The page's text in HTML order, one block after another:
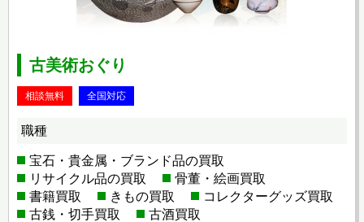
古美術おぐり
相談無料 全国対応
職種
宝石・貴金属・ブランド品の買取
リサイクル品の買取
骨董・絵画買取
書籍買取
きもの買取
コレクターグッズ買取
古銭・切手買取
古酒買取